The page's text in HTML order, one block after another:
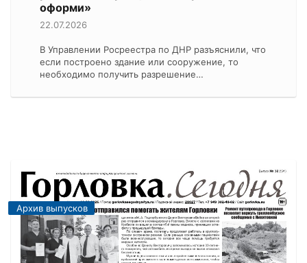
оформи»
22.07.2026
В Управлении Росреестра по ДНР разъяснили, что
если построено здание или сооружение, то
необходимо получить разрешение…
Архив выпусков